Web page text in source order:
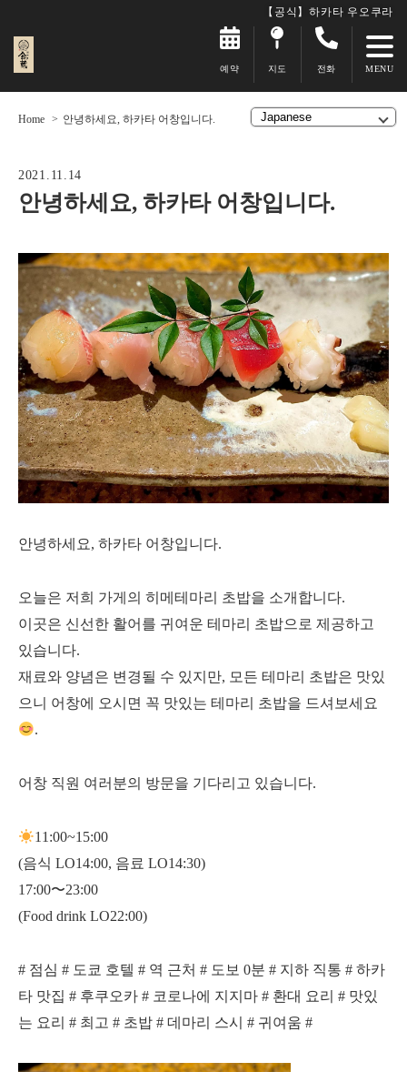
【공식】하카타 우오쿠라
예약 지도 전화
Home 안녕하세요, 하카타 어창입니다.
2021.11.14
안녕하세요, 하카타 어창입니다.
안녕하세요, 하카타 어창입니다.
오늘은 저희 가게의 히메테마리 초밥을 소개합니다.
이곳은 신선한 활어를 귀여운 테마리 초밥으로 제공하고
있습니다.
재료와 양념은 변경될 수 있지만, 모든 테마리 초밥은 맛있
으니 어창에 오시면 꼭 맛있는 테마리 초밥을 드셔보세요
.
어창 직원 여러분의 방문을 기다리고 있습니다.
11:00~15:00
(음식 LO14:00, 음료 LO14:30)
17:00〜23:00
(Food drink LO22:00)
# 점심 # 도쿄 호텔 # 역 근처 # 도보 0분 # 지하 직통 # 하카
타 맛집 # 후쿠오카 # 코로나에 지지마 # 환대 요리 # 맛있
는 요리 # 최고 # 초밥 # 데마리 스시 # 귀여움 #